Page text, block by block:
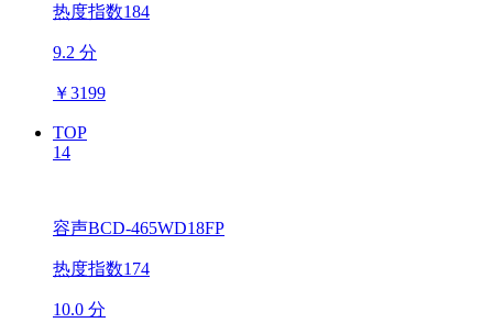
热度指数184
9.2 分
￥3199
TOP
14
容声BCD-465WD18FP
热度指数174
10.0 分